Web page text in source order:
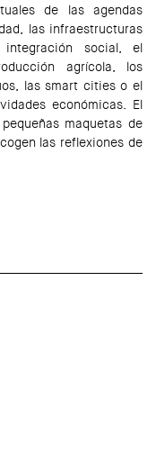
de las agendas
las infraestructuras
social, el
agrícola, los
las smart cities o el
económicas. El
maquetas de
las reflexiones de